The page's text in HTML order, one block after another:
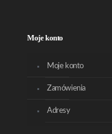
Moje konto
Moje konto
Zamówienia
Adresy